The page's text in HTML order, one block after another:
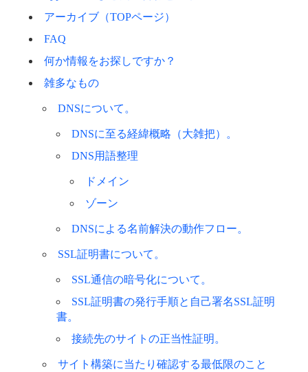
アーカイブ（TOPページ）
FAQ
何か情報をお探しですか？
雑多なもの
DNSについて。
DNSに至る経緯概略（大雑把）。
DNS用語整理
ドメイン
ゾーン
DNSによる名前解決の動作フロー。
SSL証明書について。
SSL通信の暗号化について。
SSL証明書の発行手順と自己署名SSL証明
書。
接続先のサイトの正当性証明。
サイト構築に当たり確認する最低限のこと